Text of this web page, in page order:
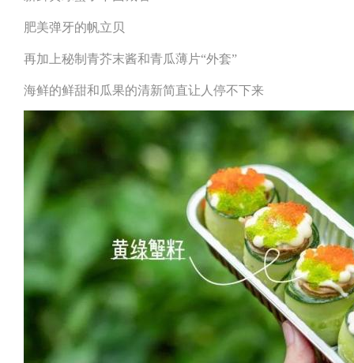
肥美弹牙的帆立贝
再加上秘制青芥末酱和青瓜薄片“外套”
海鲜的鲜甜和瓜果的清新简直让人停不下来